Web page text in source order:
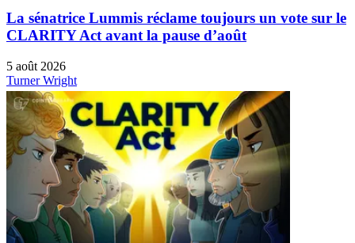
La sénatrice Lummis réclame toujours un vote sur le
CLARITY Act avant la pause d’août
5 août 2026
Turner Wright